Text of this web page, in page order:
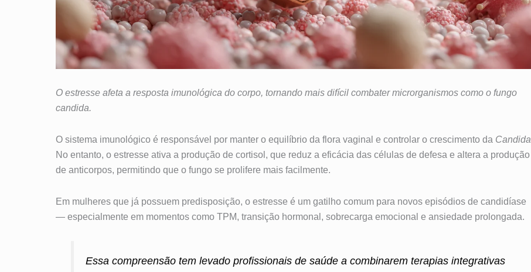
O estresse afeta a resposta imunológica do corpo, tornando mais difícil combater microrganismos como o fungo
candida.
O sistema imunológico é responsável por manter o equilíbrio da flora vaginal e controlar o crescimento da Candida
No entanto, o estresse ativa a produção de cortisol, que reduz a eficácia das células de defesa e altera a produção
de anticorpos, permitindo que o fungo se prolifere mais facilmente.
Em mulheres que já possuem predisposição, o estresse é um gatilho comum para novos episódios de candidíase
— especialmente em momentos como TPM, transição hormonal, sobrecarga emocional e ansiedade prolongada.
Essa compreensão tem levado profissionais de saúde a combinarem terapias integrativas